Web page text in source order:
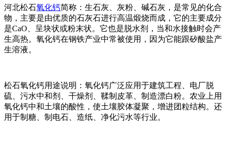
河北松石氧化钙简称：生石灰、灰粉、碱石灰，是常见的化合
物，主要是由优质的石灰石进行高温煅烧而成，它的主要成分
是CaO、呈块状或粉末状。它也是脱水剂，当和水接触时会产
生高热。氧化钙在钢铁产业中常被使用，因为它能跟矽酸盐产
生溶液。
松石氧化钙用途说明：氧化钙广泛应用于建筑工程、电厂脱
硫、污水中和剂、干燥剂、鞣制皮革、制造漂白粉。农业上用
氧化钙中和土壤的酸性，使土壤胶体凝聚，增进团粒结构。还
用于制糖、制电石、造纸、净化污水等行业。